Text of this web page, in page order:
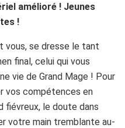
amélioré ! Jeunes
!
vous, se dresse le tant
final, celui qui vous
vie de Grand Mage ! Pour
vos compétences en
fiévreux, le doute dans
votre main tremblante au-